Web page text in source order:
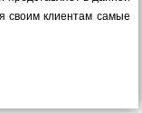
своим клиентам самые